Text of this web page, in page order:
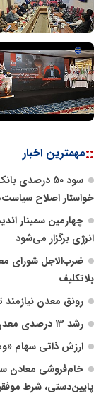
پایگاه اطلاع
::مهمترین اخبار
خواستار اصلاح
چهارمین سمینار
انرژی برگزار می‌شود
ضرب‌الاجل شورای
بلاتکلیف
رونق معدن
رشد ۱۳ درصدی معدن در گرو اجرای تکالیف قانونی وزارت صمت
ارزش ذاتی سهام
خام‌فروشی معادن
پایین‌دستی، شرط